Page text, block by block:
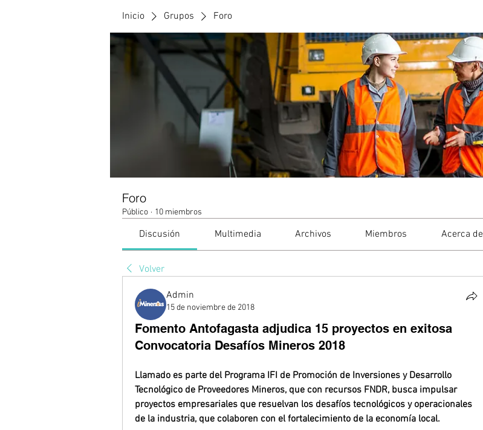
Inicio Grupos Foro
Foro
Público · 10 miembros
Discusión Multimedia Archivos Miembros Acerca de
Volver
Admin
15 de noviembre de 2018
Fomento Antofagasta adjudica 15 proyectos en exitosa
Convocatoria Desafíos Mineros 2018
Llamado es parte del Programa IFI de Promoción de Inversiones y Desarrollo
Tecnológico de Proveedores Mineros, que con recursos FNDR, busca impulsar
proyectos empresariales que resuelvan los desafíos tecnológicos y operacionales
de la industria, que colaboren con el fortalecimiento de la economía local.